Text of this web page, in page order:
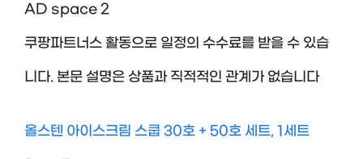
AD space 2
쿠팡파트너스 활동으로 일정의 수수료를 받을 수 있습
니다. 본문 설명은 상품과 직적적인 관계가 없습니다
올스텐 아이스크림 스쿱 30호 + 50호 세트, 1세트